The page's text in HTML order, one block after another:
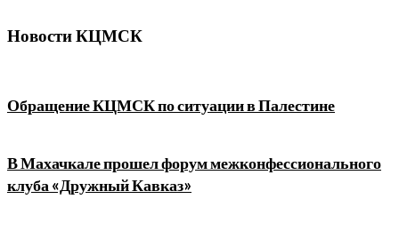
Новости КЦМСК
Обращение КЦМСК по ситуации в Палестине
В Махачкале прошел форум межконфессионального
клуба «Дружный Кавказ»